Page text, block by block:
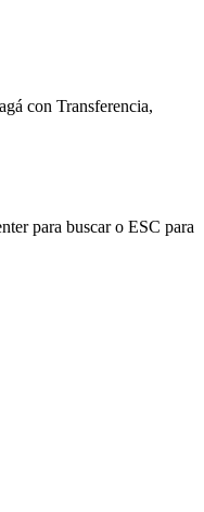
con Transferencia,
para buscar o ESC para